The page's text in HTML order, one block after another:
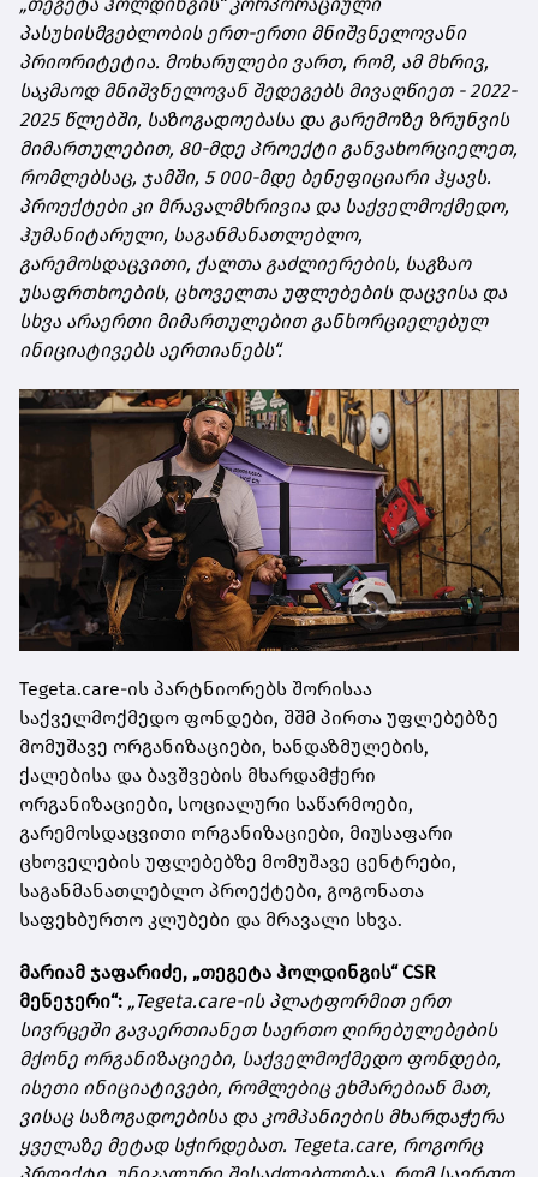
პასუხისმგებლობის ერთ-ერთი მნიშვნელოვანი
პრიორიტეტია. მოხარულები ვართ, რომ, ამ მხრივ,
საკმაოდ მნიშვნელოვან შედეგებს მივაღწიეთ - 2022-
2025 წლებში, საზოგადოებასა და გარემოზე ზრუნვის
მიმართულებით, 80-მდე პროექტი განვახორციელეთ,
რომლებსაც, ჯამში, 5 000-მდე ბენეფიციარი ჰყავს.
პროექტები კი მრავალმხრივია და საქველმოქმედო,
ჰუმანიტარული, საგანმანათლებლო,
გარემოსდაცვითი, ქალთა გაძლიერების, საგზაო
უსაფრთხოების, ცხოველთა უფლებების დაცვისა და
სხვა არაერთი მიმართულებით განხორციელებულ
ინიციატივებს აერთიანებს“.
Tegeta.care-ის პარტნიორებს შორისაა
საქველმოქმედო ფონდები, შშმ პირთა უფლებებზე
მომუშავე ორგანიზაციები, ხანდაზმულების,
ქალებისა და ბავშვების მხარდამჭერი
ორგანიზაციები, სოციალური საწარმოები,
გარემოსდაცვითი ორგანიზაციები, მიუსაფარი
ცხოველების უფლებებზე მომუშავე ცენტრები,
საგანმანათლებლო პროექტები, გოგონათა
საფეხბურთო კლუბები და მრავალი სხვა.
მარიამ ჯაფარიძე, „თეგეტა ჰოლდინგის“ CSR
მენეჯერი“: „Tegeta.care-ის პლატფორმით ერთ
სივრცეში გავაერთიანეთ საერთო ღირებულებების
მქონე ორგანიზაციები, საქველმოქმედო ფონდები,
ისეთი ინიციატივები, რომლებიც ეხმარებიან მათ,
ვისაც საზოგადოებისა და კომპანიების მხარდაჭერა
ყველაზე მეტად სჭირდებათ. Tegeta.care, როგორც